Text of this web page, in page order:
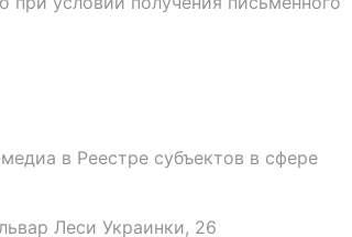
в Реестре субъектов в сфере
Леси Украинки, 26